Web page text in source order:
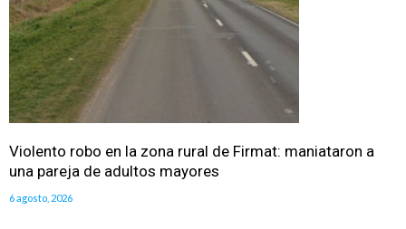
Violento robo en la zona rural de Firmat: maniataron a
una pareja de adultos mayores
6 agosto, 2026